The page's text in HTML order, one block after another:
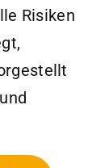
Risiken